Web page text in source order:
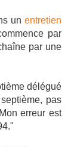
un entretien
par
par une
délégué
pas
erreur est